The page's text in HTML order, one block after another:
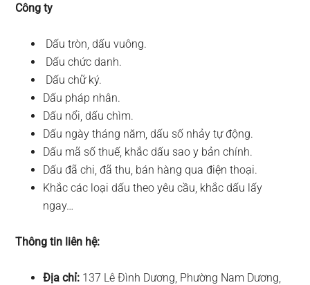
Công ty
Dấu tròn, dấu vuông.
Dấu chức danh.
Dấu chữ ký.
Dấu pháp nhân.
Dấu nổi, dấu chìm.
Dấu ngày tháng năm, dấu số nhảy tự động.
Dấu mã số thuế, khắc dấu sao y bản chính.
Dấu đã chi, đã thu, bán hàng qua điện thoại.
Khắc các loại dấu theo yêu cầu, khắc dấu lấy
ngay…
Thông tin liên hệ:
Địa chỉ: 137 Lê Đình Dương, Phường Nam Dương,